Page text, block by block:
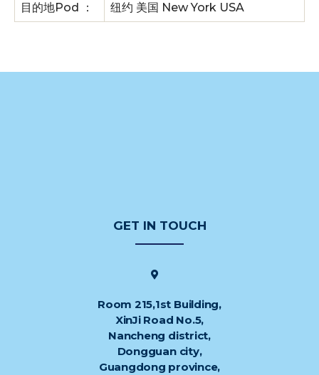
目的地Pod ： 纽约 美国 New York USA
GET IN TOUCH
Room 215,1st Building,
XinJi Road No.5,
Nancheng district,
Dongguan city,
Guangdong province,